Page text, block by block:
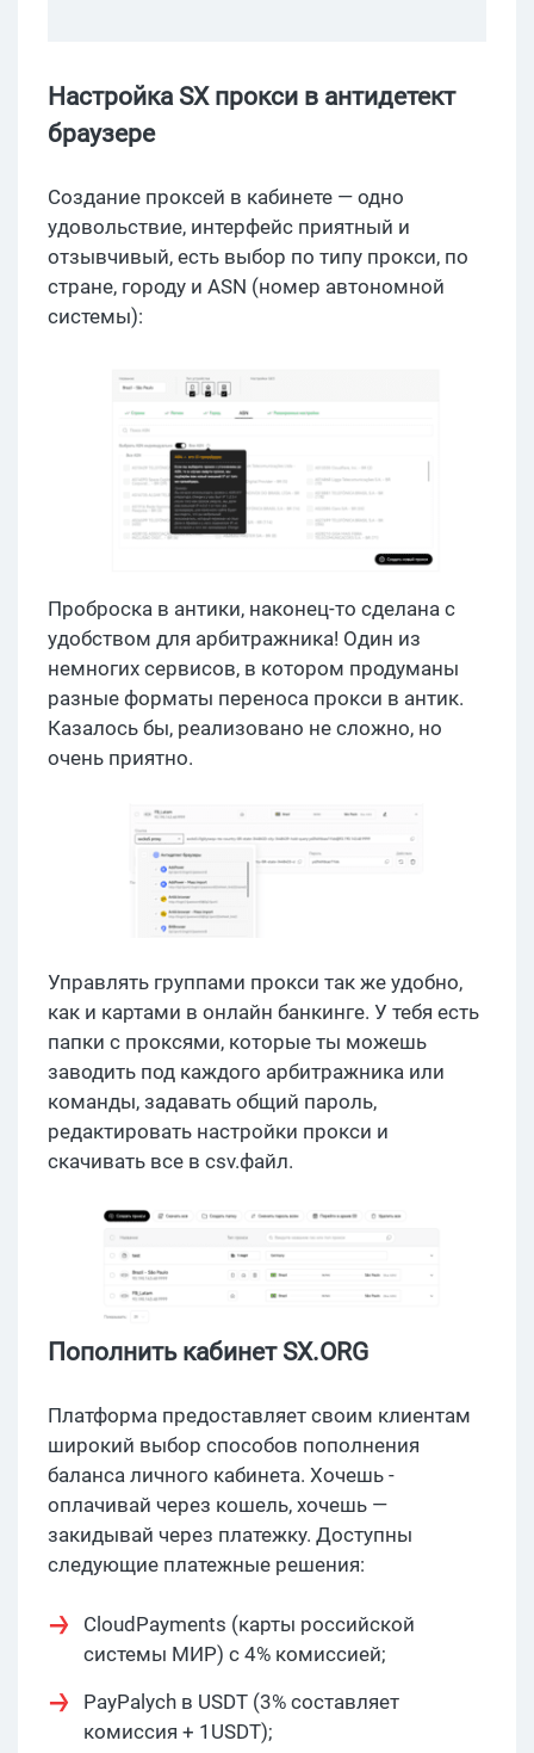
Настройка SX прокси в антидетект
браузере
Создание проксей в кабинете — одно
удовольствие, интерфейс приятный и
отзывчивый, есть выбор по типу прокси, по
стране, городу и ASN (номер автономной
системы):
Проброска в антики, наконец-то сделана с
удобством для арбитражника! Один из
немногих сервисов, в котором продуманы
разные форматы переноса прокси в антик.
Казалось бы, реализовано не сложно, но
очень приятно.
Управлять группами прокси так же удобно,
как и картами в онлайн банкинге. У тебя есть
папки с проксями, которые ты можешь
заводить под каждого арбитражника или
команды, задавать общий пароль,
редактировать настройки прокси и
скачивать все в csv.файл.
Пополнить кабинет SX.ORG
Платформа предоставляет своим клиентам
широкий выбор способов пополнения
баланса личного кабинета. Хочешь -
оплачивай через кошель, хочешь —
закидывай через платежку. Доступны
следующие платежные решения:
CloudPayments (карты российской
системы МИР) с 4% комиссией;
PayPalych в USDT (3% составляет
комиссия + 1USDT);